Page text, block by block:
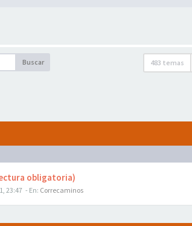
Buscar 483 temas
obligatoria)
23:47 - En: Correcaminos